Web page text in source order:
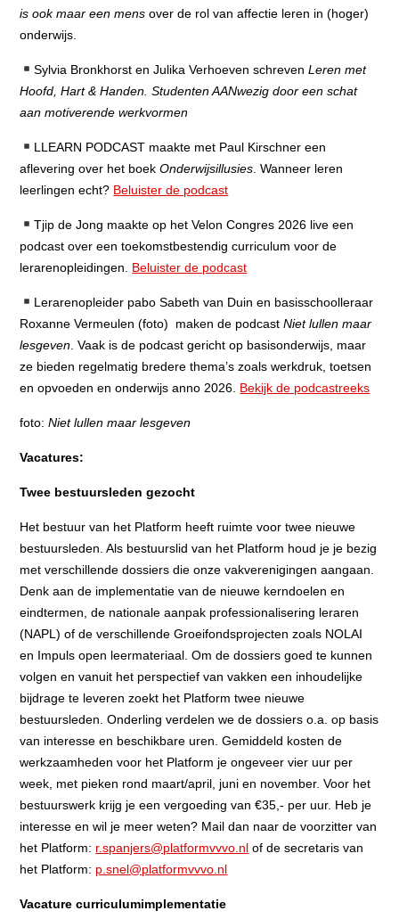
is ook maar een mensover de rol van affectie leren in (hoger)
onderwijs.
Sylvia Bronkhorst en Julika Verhoeven schrevenLeren met
Hoofd, Hart & Handen. Studenten AANwezig door een schat
aan motiverende werkvormen
LLEARN PODCAST maakte met Paul Kirschner een
aflevering over het boekOnderwijsillusies . Wanneer leren
leerlingen echt? Beluister de podcast
Tjip de Jong maakte op het Velon Congres 2026 live een
podcast over een toekomstbestendig curriculum voor de
lerarenopleidingen. Beluister de podcast
Lerarenopleider pabo Sabeth van Duin en basisschoolleraar
Roxanne Vermeulen (foto) maken de podcastNiet lullen maar
lesgeven . Vaak is de podcast gericht op basisonderwijs, maar
ze bieden regelmatig bredere thema’s zoals werkdruk, toetsen
en opvoeden en onderwijs anno 2026. Bekijk de podcastreeks
foto:Niet lullen maar lesgeven
Vacatures:
Twee bestuursleden gezocht
Het bestuur van het Platform heeft ruimte voor twee nieuwe
bestuursleden. Als bestuurslid van het Platform houd je je bezig
met verschillende dossiers die onze vakverenigingen aangaan.
Denk aan de implementatie van de nieuwe kerndoelen en
eindtermen, de nationale aanpak professionalisering leraren
(NAPL) of de verschillende Groeifondsprojecten zoals NOLAI
en Impuls open leermateriaal. Om de dossiers goed te kunnen
volgen en vanuit het perspectief van vakken een inhoudelijke
bijdrage te leveren zoekt het Platform twee nieuwe
bestuursleden. Onderling verdelen we de dossiers o.a. op basis
van interesse en beschikbare uren. Gemiddeld kosten de
werkzaamheden voor het Platform je ongeveer vier uur per
week, met pieken rond maart/april, juni en november. Voor het
bestuurswerk krijg je een vergoeding van €35,- per uur. Heb je
interesse en wil je meer weten? Mail dan naar de voorzitter van
het Platform: r.spanjers@platformvvvo.nl of de secretaris van
het Platform: p.snel@platformvvvo.nl
Vacature curriculumimplementatie